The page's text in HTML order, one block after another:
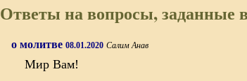
Ответы на вопросы, заданные
о молитве 08.01.2020 Салим Анав
Мир Вам!